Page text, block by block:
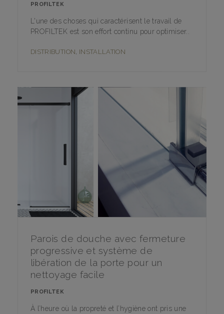
PROFILTEK
L'une des choses qui caractérisent le travail de
PROFILTEK est son effort continu pour optimiser..
DISTRIBUTION INSTALLATION
Parois de douche avec fermeture
progressive et système de
libération de la porte pour un
nettoyage facile
PROFILTEK
À l’heure où la propreté et l’hygiène ont pris une